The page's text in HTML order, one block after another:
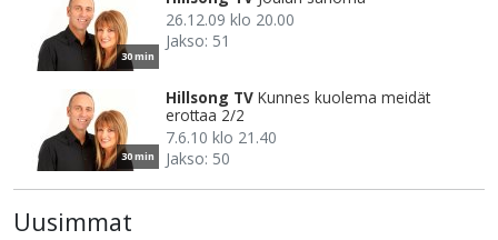
30 min
26.12.09 klo 20.00
Jakso: 51
30 min
Hillsong TV Kunnes kuolema meidät
erottaa 2/2
7.6.10 klo 21.40
Jakso: 50
Uusimmat